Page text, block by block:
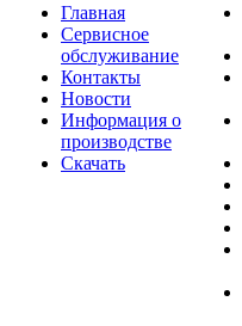
Главная
Сервисное
обслуживание
Контакты
Новости
Информация о
производстве
Скачать